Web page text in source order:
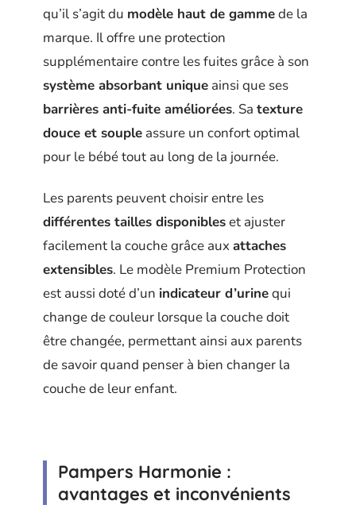
qu’il s’agit du modèle haut de gammede la
marque. Il offre une protection
supplémentaire contre les fuites grâce à son
système absorbant unique ainsi que ses
barrières anti-fuite améliorées. Sa texture
douce et souple assure un confort optimal
pour le bébé tout au long de la journée.
Les parents peuvent choisir entre les
différentes tailles disponibleset ajuster
facilement la couche grâce aux attaches
extensibles. Le modèle Premium Protection
est aussi doté d’un indicateur d’urinequi
change de couleur lorsque la couche doit
être changée, permettant ainsi aux parents
de savoir quand penser à bien changer la
couche de leur enfant.
Pampers Harmonie :
avantages et inconvénients